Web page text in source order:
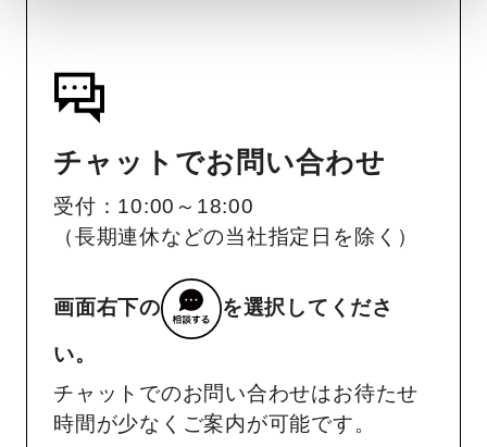
チャットでお問い合わせ
受付：10:00～18:00
（長期連休などの当社指定日を除く）
画面右下の を選択してくださ
い。
チャットでのお問い合わせはお待たせ
時間が少なくご案内が可能です。